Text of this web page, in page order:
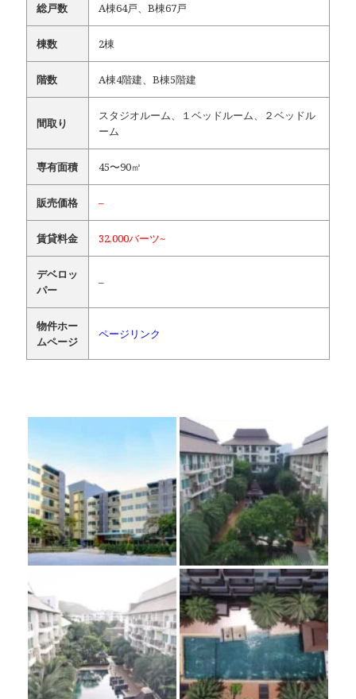
総戸数 A棟64戸、B棟67戸
棟数 2棟
階数 A棟4階建、B棟5階建
間取り
スタジオルーム、１ベッドルーム、２ベッドル
ーム
専有面積 45〜90㎡
販売価格 –
賃貸料金 32,000バーツ~
デベロッ
パー
–
物件ホー
ムページ
ページリンク